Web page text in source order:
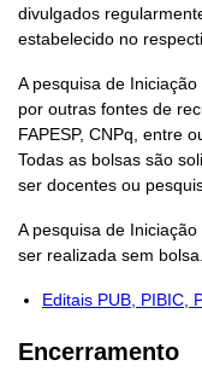
divulgados
estabelecido no
A pesquisa de
por outras fontes de
FAPESP, CNPq, entre
Todas as bolsas são
ser docentes ou
A pesquisa de
ser realizada sem bolsa.
Editais PUB, PIBIC,
Encerramento